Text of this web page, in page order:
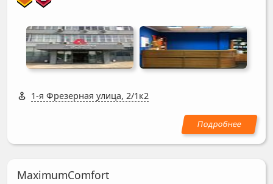
1-я Фрезерная улица, 2/1к2
MaximumComfort